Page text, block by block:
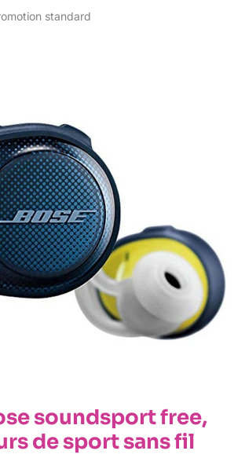
soundsport free,
de sport sans fil